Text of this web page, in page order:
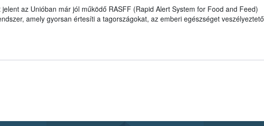
jelent az Unióban már jól működő RASFF (Rapid Alert System for Food and Feed)
amely gyorsan értesíti a tagországokat, az emberi egészséget veszélyeztető